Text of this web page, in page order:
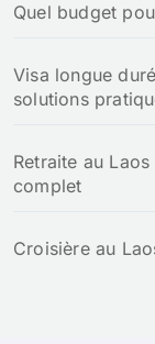
Quel budget
Visa longue
solutions
Retraite au
complet
Croisière au